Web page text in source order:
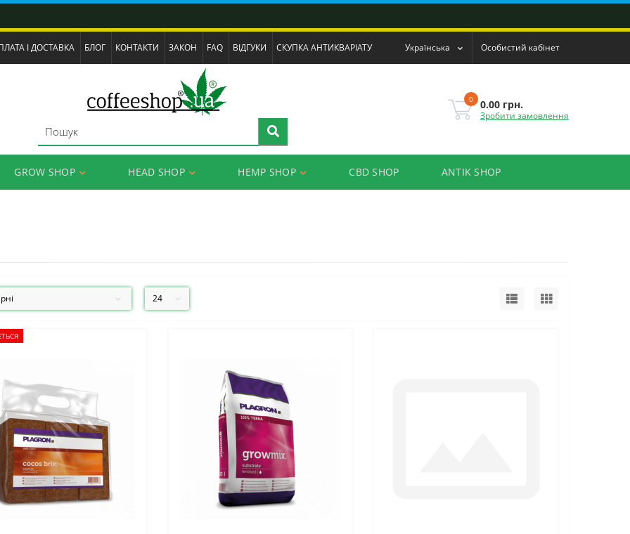
І ДОСТАВКА БЛОГ КОНТАКТИ ЗАКОН FAQ ВІДГУКИ СКУПКА АНТИКВАРІАТУ Українська Особистий кабінет
0 0.00 грн.
Зробити замовлення
GROW SHOP HEAD SHOP HEMP SHOP CBD SHOP ANTIK SHOP